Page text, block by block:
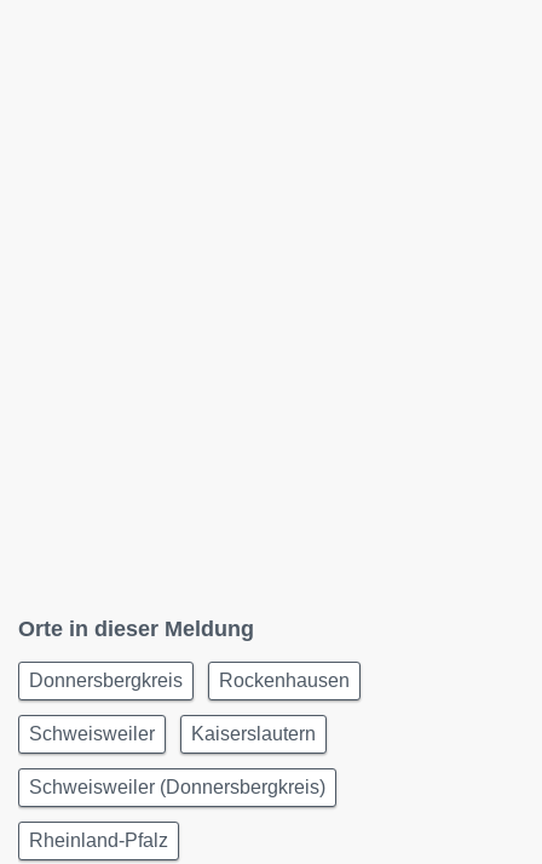
Orte in dieser Meldung
Donnersbergkreis Rockenhausen
Schweisweiler Kaiserslautern
Schweisweiler (Donnersbergkreis)
Rheinland-Pfalz